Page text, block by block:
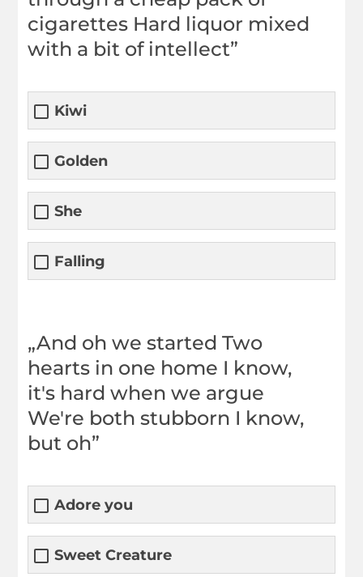
cigarettes Hard liquor mixed
with a bit of intellect”
Kiwi
Golden
She
Falling
„And oh we started Two
hearts in one home I know,
it's hard when we argue
We're both stubborn I know,
but oh”
Adore you
Sweet Creature